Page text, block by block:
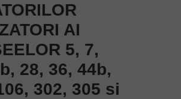
AI
5, 7,
28, 36, 44b,
302, 305 si